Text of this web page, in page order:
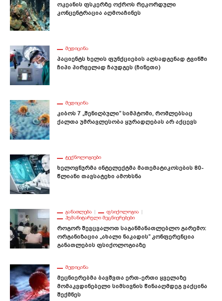
Ოკეანის Ფსკერზე Ოქროს Რეკორდული
Კონცენტრაცია Აღმოაჩინეს
ᲛᲔᲓᲘᲪᲘᲜᲐ
Პაციენტს Ხელის Ფუნქციების Აღსადგენად Ტვინში
Ჩიპი Პირველად Ჩაუდგეს (ჩინეთი)
ᲛᲔᲓᲘᲪᲘᲜᲐ
Კიბოს 7 „შენიღბული“ Სიმპტომი, Რომლებსაც
Ქალთა Უმრავლესობა Ყურადღებას Არ Აქცევს
ᲢᲔᲥᲜᲝᲚᲝᲒᲘᲔᲑᲘ
Ხელოვნურმა Ინტელექტმა Მათემატიკოსების 80-
Წლიანი Თავსატეხი Ამოხსნა
ᲒᲐᲜᲐᲗᲚᲔᲑᲐ
ᲤᲡᲘᲥᲝᲚᲝᲒᲘᲐ
ᲰᲣᲛᲐᲜᲘᲢᲐᲠᲣᲚᲘ ᲛᲔᲪᲜᲘᲔᲠᲔᲑᲔᲑᲘ
Როგორ Შევცვალოთ Საგანმანათლებლო Გარემო:
Ორგანიზაცია „ახალი Ნაკადის“ Კონფერენცია
Განათლების Ფსიქოლოგიაზე
ᲛᲔᲓᲘᲪᲘᲜᲐ
Მეცნიერებმა Ბავშვთა Ერთ-Ერთი Ყველაზე
Მომაკვდინებელი Სიმსივნის Წინააღმდეგ Ვაქცინა
Შექმნეს